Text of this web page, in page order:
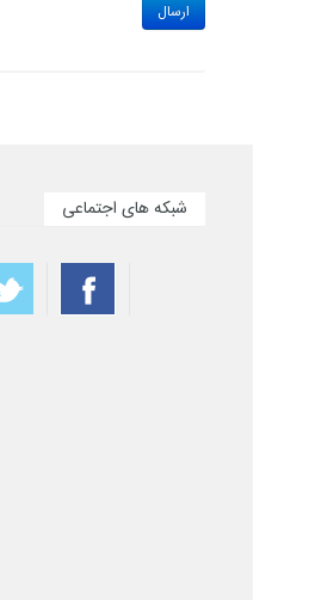
شبکه های اجتماعی